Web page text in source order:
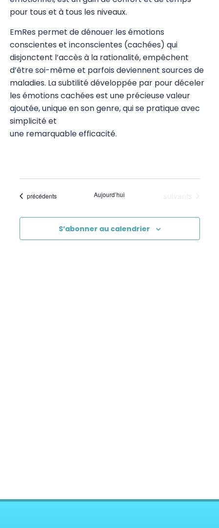
pour tous et à tous les niveaux.
EmRes permet de dénouer les émotions
conscientes et inconscientes (cachées) qui
disjonctent l’accès à la rationalité, empêchent
d’être soi-même et parfois deviennent sources de
maladies. La subtilité développée par pour déceler
les émotions cachées est une précieuse valeur
ajoutée, unique en son genre, qui se pratique avec
simplicité et
une remarquable efficacité.
Évènements
précédents Aujourd’hui
S’abonner au calendrier